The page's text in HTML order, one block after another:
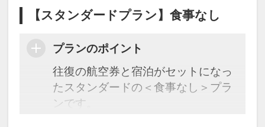
【スタンダードプラン】食事なし
プランのポイント
往復の航空券と宿泊がセットになっ
たスタンダードの＜食事なし＞プラ
ンです。